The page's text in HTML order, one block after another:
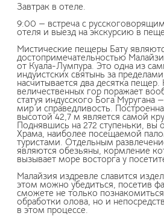
Завтрак в отеле.
9:00 — встреча с
отеля и выезд на экскурсию в
Мистические пещеры Бату
достопримечательностью
от Куала-Лумпура. Это одна из
индуистских святынь за
насчитывается два десятка пещер.
величественных гор поражает
статуя индусского Бога Муругана
мир и справедливость.
высотой 42,7 м является самой
Поднявшись на 272 ступеньки, вы
Храма, наиболее посещаемой
туристами. Отдельным
являются обезьяны, кормление
вызывает море восторга у
Малайзия издревле славится
этом можно убедиться, посетив
сможете не только
обработки олова, но и
в этом процессе.